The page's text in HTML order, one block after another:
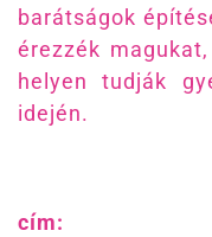
barátságok
érezzék
helyen tudják
idején.
cím: